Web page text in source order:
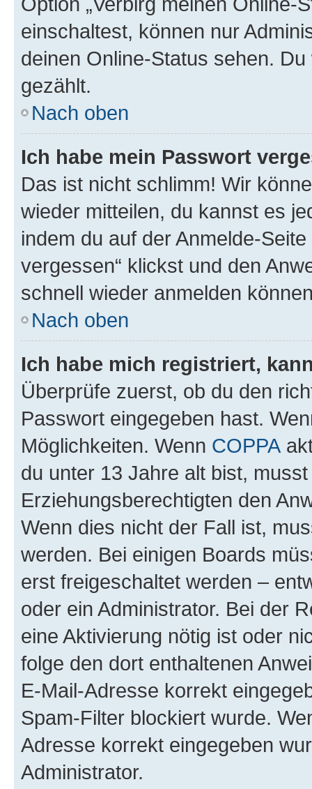
einschaltest, können nur
deinen Online-Status sehen.
gezählt.
Nach oben
Ich habe mein Passwort
Das ist nicht schlimm! Wir
wieder mitteilen, du kannst es
indem du auf der Anmelde-
vergessen“ klickst und den
schnell wieder anmelden
Nach oben
Ich habe mich registriert,
Überprüfe zuerst, ob du den
Passwort eingegeben hast.
Möglichkeiten. Wenn COPPA
du unter 13 Jahre alt bist,
Erziehungsberechtigten den
Wenn dies nicht der Fall ist,
werden. Bei einigen Boards
erst freigeschaltet werden –
oder ein Administrator. Bei der
eine Aktivierung nötig ist oder
folge den dort enthaltenen
E-Mail-Adresse korrekt
Spam-Filter blockiert wurde.
Adresse korrekt eingegeben
Administrator.